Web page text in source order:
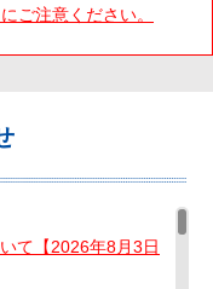
ご注意ください。
て【2026年8月3日